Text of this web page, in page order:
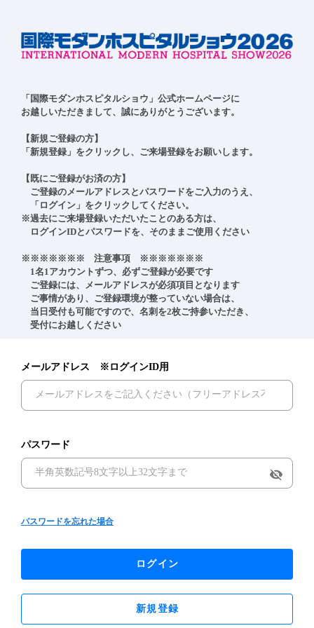
「国際モダンホスピタルショウ」公式ホームページに
お越しいただきまして、誠にありがとうございます。
【新規ご登録の方】
「新規登録」をクリックし、ご来場登録をお願いします。
【既にご登録がお済の方】
ご登録のメールアドレスとパスワードをご入力のうえ、
「ログイン」をクリックしてください。
※過去にご来場登録いただいたことのある方は、
ログインIDとパスワードを、そのままご使用ください
※※※※※※※　注意事項　※※※※※※※
1名1アカウントずつ、必ずご登録が必要です
ご登録には、メールアドレスが必須項目となります
ご事情があり、ご登録環境が整っていない場合は、
当日受付も可能ですので、名刺を2枚ご持参いただき、
受付にお越しください
メールアドレス ※ログインID用
パスワード
visibility_off
パスワードを忘れた場合
ログイン
新規登録